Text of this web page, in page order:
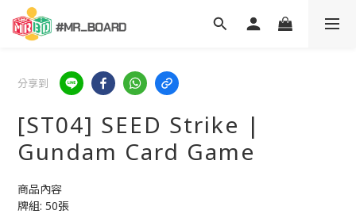
分享到
[ST04] SEED Strike |
Gundam Card Game
商品內容
牌組: 50張